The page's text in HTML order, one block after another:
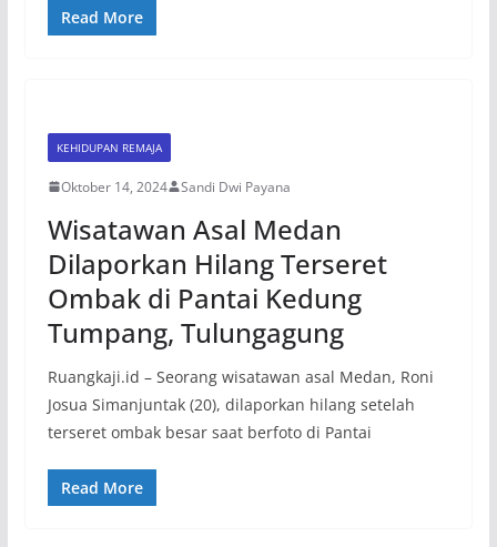
Read More
KEHIDUPAN REMAJA
Oktober 14, 2024 Sandi Dwi Payana
Wisatawan Asal Medan
Dilaporkan Hilang Terseret
Ombak di Pantai Kedung
Tumpang, Tulungagung
Ruangkaji.id – Seorang wisatawan asal Medan, Roni
Josua Simanjuntak (20), dilaporkan hilang setelah
terseret ombak besar saat berfoto di Pantai
Read More